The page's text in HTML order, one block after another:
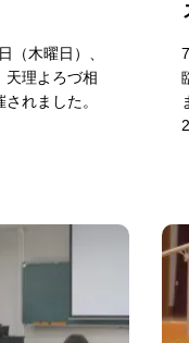
木曜日）、
天理よろづ相
れました。